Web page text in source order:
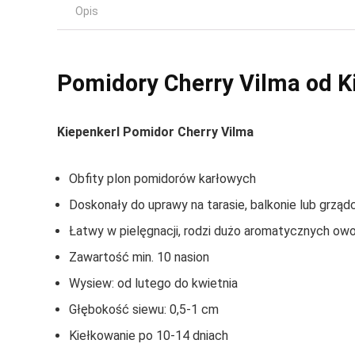
Opis
Pomidory Cherry Vilma od
Kiepenkerl Pomidor Cherry Vilma
Obfity plon pomidorów karłowych
Doskonały do uprawy na tarasie, balkonie lub
Łatwy w pielęgnacji, rodzi dużo aromatycznych
Zawartość min. 10 nasion
Wysiew: od lutego do kwietnia
Głębokość siewu: 0,5-1 cm
Kiełkowanie po 10-14 dniach